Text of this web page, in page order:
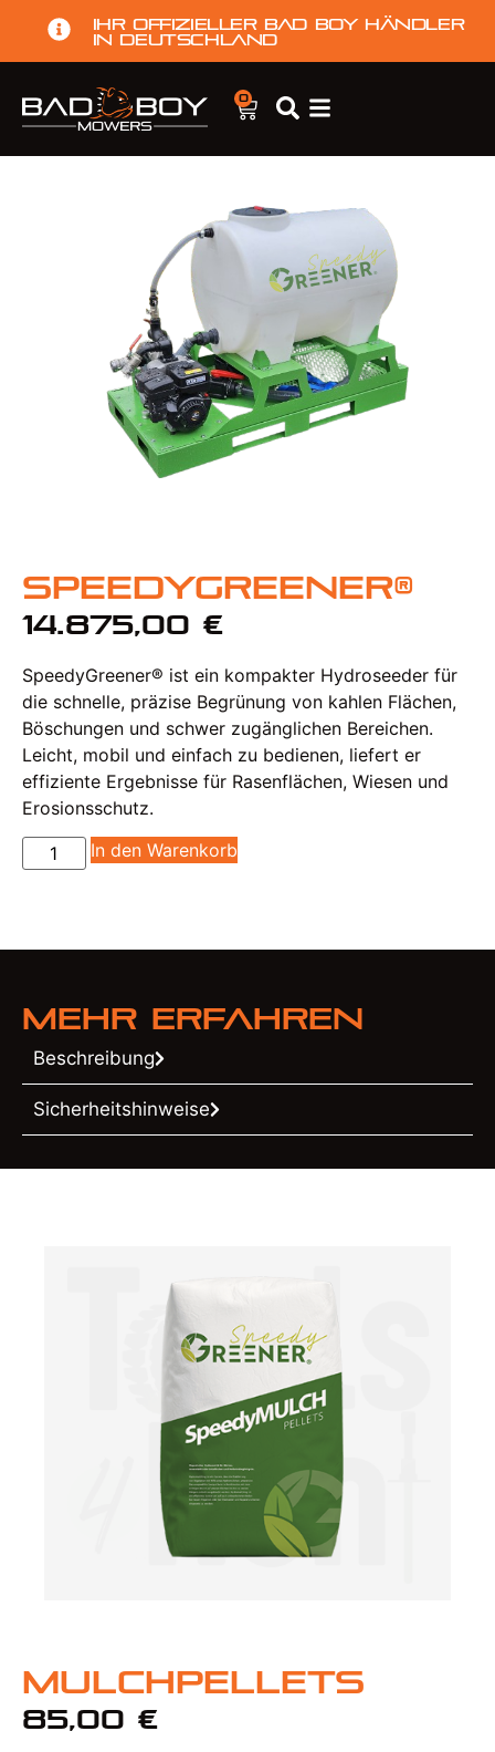
Ihr offizieller Bad Boy Händler
in Deutschland
0
SpeedyGreener®
14.875,00 €
SpeedyGreener® ist ein kompakter Hydroseeder für
die schnelle, präzise Begrünung von kahlen Flächen,
Böschungen und schwer zugänglichen Bereichen.
Leicht, mobil und einfach zu bedienen, liefert er
effiziente Ergebnisse für Rasenflächen, Wiesen und
Erosionsschutz.
In den Warenkorb
Mehr erfahren
Beschreibung
Sicherheitshinweise
Mulchpellets
85,00 €